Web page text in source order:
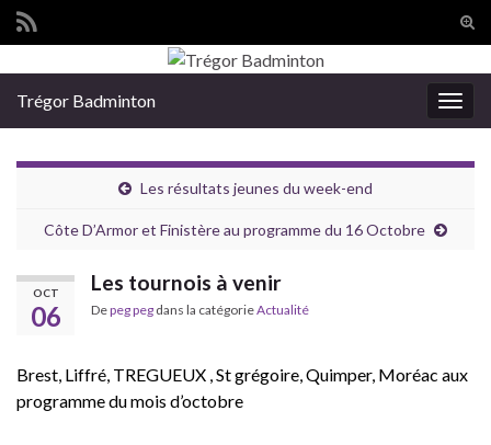
Search for:
Trégor Badminton
Les résultats jeunes du week-end
Côte D’Armor et Finistère au programme du 16 Octobre
OCT
06
Les tournois à venir
Depeg peg dans la catégorieActualité
Brest, Liffré, TREGUEUX , St grégoire, Quimper, Moréac aux
programme du mois d’octobre